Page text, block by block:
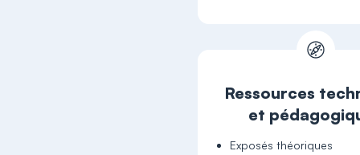
Ressources
et
Exposés théoriques